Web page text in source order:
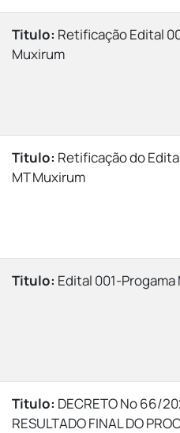
Titulo: Retificação Edital
Muxirum
Titulo: Retificação do
MT Muxirum
Titulo: Edital 001-Progama
Titulo: DECRETO Nº 66/
RESULTADO FINAL DO